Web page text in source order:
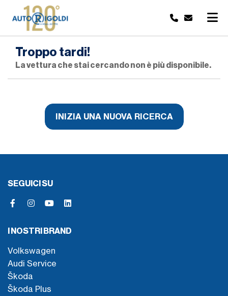
Troppo tardi!
La vettura che stai cercando non è più disponibile.
INIZIA UNA NUOVA RICERCA
SEGUICI SU
I NOSTRI BRAND
Volkswagen
Audi Service
Škoda
Škoda Plus